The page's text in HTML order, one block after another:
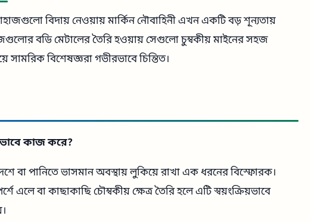
বিদায় নেওয়ায় মার্কিন নৌবাহিনী এখন একটি বড় শূন্যতায়
বডি মেটালের তৈরি হওয়ায় সেগুলো চুম্বকীয় মাইনের সহজ
সামরিক বিশেষজ্ঞরা গভীরভাবে চিন্তিত।
কাজ করে?
বা পানিতে ভাসমান অবস্থায় লুকিয়ে রাখা এক ধরনের বিস্ফোরক।
এলে বা কাছাকাছি চৌম্বকীয় ক্ষেত্র তৈরি হলে এটি স্বয়ংক্রিয়ভাবে